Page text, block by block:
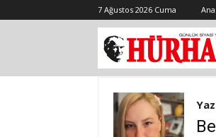
7 Ağustos 2026 Cuma